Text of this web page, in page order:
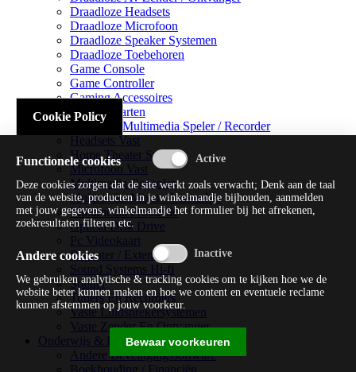
Draadloze Headsets
Draadloze Microfoon
Draadloze Speaker Systemen
Draadloze Toebehoren
Game Console
Game Controller
Gaming Accessoires
Geluidskaarten
Handheld Multimedia Speler / Recorder
Headsets Vast
Home Theater Systems
Microfoon Vast
Multimedia Consoles
Multimedia Mixer / Versterker
Multimedia Productie
Optical Disk Drive
Pc Videokaart
Repeater / Extender
Sound Systems Hi-fi
Splitter
Tuners En Recorders
Vaste Luidsprekersystemen
Vaste Zender En Ontvanger
Onderwijs & Recreatie
Andere Beveiligingssoftware
Cookie Policy
Functionele cookies
Deze cookies zorgen dat de site werkt zoals verwacht; Denk aan de taal
van de website, producten in je winkelmandje bijhouden, aanmelden
met jouw gegevens, winkelmandje het formulier bij het afrekenen,
zoekresultaten filteren etc.
Andere cookies
We gebruiken analytische & tracking cookies om te kijken hoe we de
website beter kunnen maken en hoe we content en eventuele reclame
kunnen afstemmen op jouw voorkeur.
Bewaar voorkeuren